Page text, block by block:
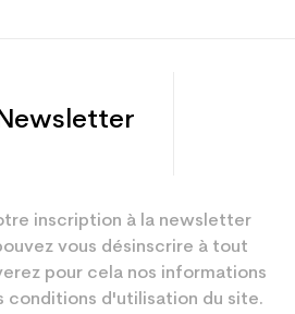
Mixte
Rouge
: 3.9
Newsletter
inscription à la newsletter
vous désinscrire à tout
pour cela nos informations
conditions d'utilisation du site.